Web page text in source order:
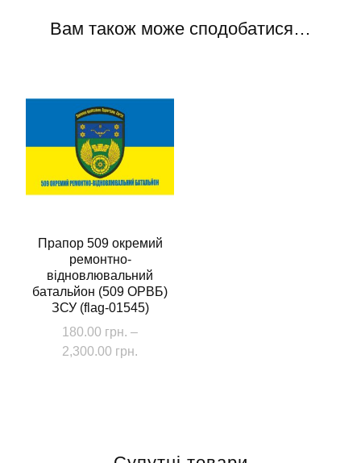
Вам також може сподобатися…
Прапор 509 окремий
ремонтно-
відновлювальний
батальйон (509 ОРВБ)
ЗСУ (flag-01545)
180.00 грн. –
2,300.00 грн.